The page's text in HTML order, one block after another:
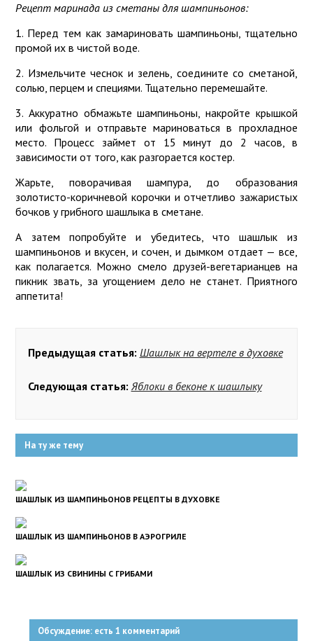
Рецепт маринада из сметаны для шампиньонов:
1. Перед тем как замариновать шампиньоны, тщательно
промой их в чистой воде.
2. Измельчите чеснок и зелень, соедините со сметаной,
солью, перцем и специями. Тщательно перемешайте.
3. Аккуратно обмажьте шампиньоны, накройте крышкой
или фольгой и отправьте мариноваться в прохладное
место. Процесс займет от 15 минут до 2 часов, в
зависимости от того, как разгорается костер.
Жарьте, поворачивая шампура, до образования
золотисто-коричневой корочки и отчетливо зажаристых
бочков у грибного шашлыка в сметане.
А затем попробуйте и убедитесь, что шашлык из
шампиньонов и вкусен, и сочен, и дымком отдает — все,
как полагается. Можно смело друзей-вегетарианцев на
пикник звать, за угощением дело не станет. Приятного
аппетита!
Предыдущая статья: Шашлык на вертеле в духовке
Следующая статья: Яблоки в беконе к шашлыку
На ту же тему
ШАШЛЫК ИЗ ШАМПИНЬОНОВ РЕЦЕПТЫ В ДУХОВКЕ
ШАШЛЫК ИЗ ШАМПИНЬОНОВ В АЭРОГРИЛЕ
ШАШЛЫК ИЗ СВИНИНЫ С ГРИБАМИ
Обсуждение: есть 1 комментарий